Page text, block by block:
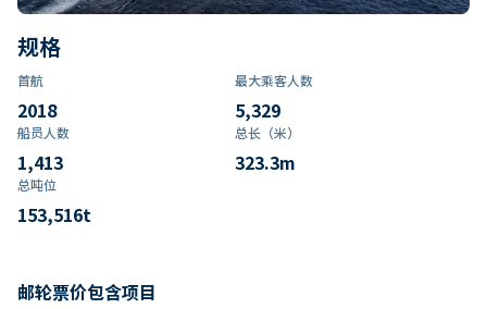
规格
首航
2018
最大乘客人数
5,329
船员人数
1,413
总长（米）
323.3m
总吨位
153,516t
邮轮票价包含项目